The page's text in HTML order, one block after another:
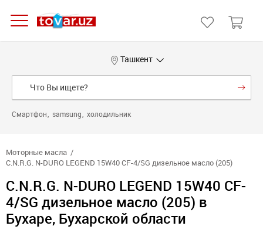
Ташкент
Смартфон samsung холодильник
Моторные масла
C.N.R.G. N-DURO LEGEND 15W40 CF-4/SG дизельное масло (205)
C.N.R.G. N-DURO LEGEND 15W40 CF-
4/SG дизельное масло (205) в
Бухаре, Бухарской области